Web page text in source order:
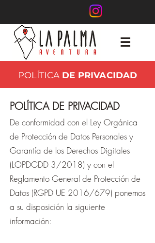
POLÍTICADE PRIVACIDAD
POLÍTICA DE PRIVACIDAD
De conformidad con el Ley Orgánica
de Protección de Datos Personales y
Garantía de los Derechos Digitales
(LOPDGDD 3/2018) y con el
Reglamento General de Protección de
Datos (RGPD UE 2016/679) ponemos
a su disposición la siguiente
información: